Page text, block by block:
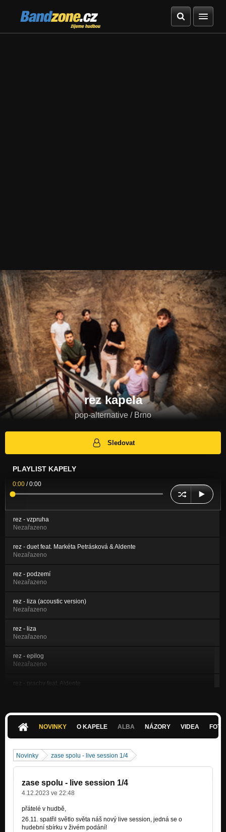
Bandzone.cz
žijeme hudbou
rez kapela
pop-alternative / Brno
Sledovat
PLAYLIST KAPELY
0:00 /0:00
rez - vzpruha
Nezařazeno
rez - duet feat. Markéta Petrásková & Aldente
Nezařazeno
rez - podzemí
Nezařazeno
rez - liza (acoustic version)
Nezařazeno
rez - liza
Nezařazeno
rez - epilog
Nezařazeno
rez - prachy feat. Aldente
rez - světlonoš
rez - zase spolu
rez - bezejmenná
rez - pod hladinou
Nezařazeno
NOVINKY O KAPELE ALBA NÁZORY VIDEA
Novinky zase spolu - live session 1/4
zase spolu - live session 1/4
4.12.2023 ve 22:48
přátelé v hudbě,
26.11. spatřil světlo světa náš nový live session, jedná se o
hudební sbírku v živém podání!